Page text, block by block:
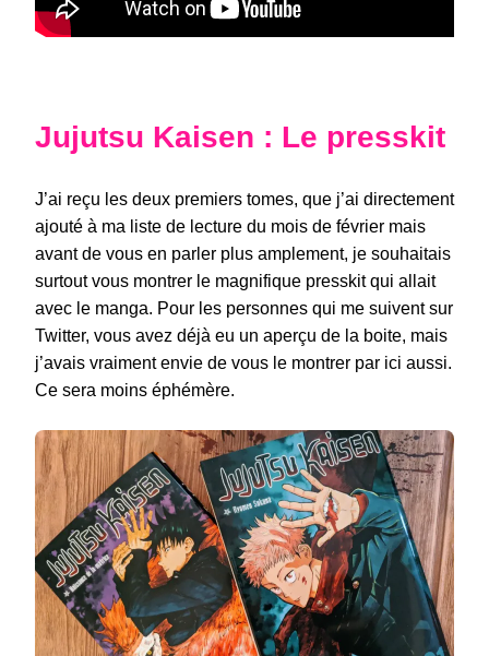
Jujutsu Kaisen : Le presskit
J’ai reçu les deux premiers tomes, que j’ai directement
ajouté à ma liste de lecture du mois de février mais
avant de vous en parler plus amplement, je souhaitais
surtout vous montrer le magnifique presskit qui allait
avec le manga. Pour les personnes qui me suivent sur
Twitter, vous avez déjà eu un aperçu de la boite, mais
j’avais vraiment envie de vous le montrer par ici aussi.
Ce sera moins éphémère.